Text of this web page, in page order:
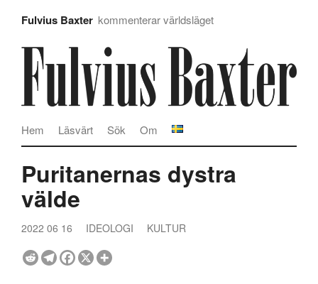
Fulvius Baxter kommenterar världsläget
Om
Sök
Läsvärt
Hem
Puritanernas dystra
välde
2022 06 16 IDEOLOGI KULTUR